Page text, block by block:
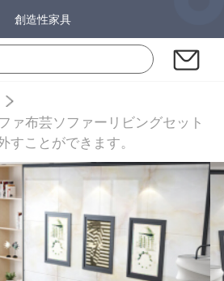
創造性家具
ァ布芸ソファーリビングセット
ことができます。